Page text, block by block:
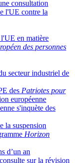
consultation
l'UE contre la
l'UE en matière
des personnes
secteur industriel de
des Patriotes pour
européenne
s'inquète des
la suspension
Horizon
d’un an
sur la révision